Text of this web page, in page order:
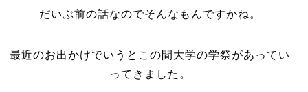
だいぶ前の話なのでそんなもんですかね。
最近のお出かけでいうとこの間大学の学祭があってい
ってきました。